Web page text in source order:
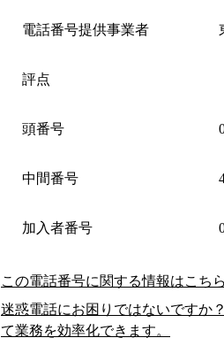
電話番号提供事業者
評点
頭番号
中間番号
加入者番号
この電話番号に関する情報はこちら
迷惑電話にお困りではないですか
て業務を効率化できます。